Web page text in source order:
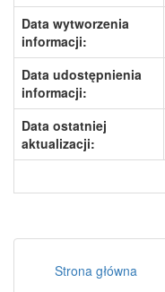
Data wytworzenia
informacji:
Data udostępnienia
informacji:
Data ostatniej
aktualizacji:
Strona główna